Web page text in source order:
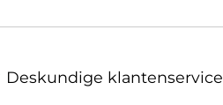
Deskundige klantenservice